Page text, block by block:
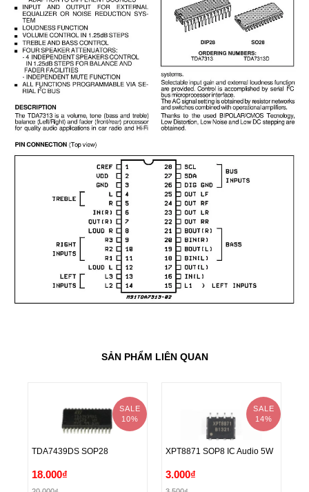
SẢN PHẨM LIÊN QUAN
SALE
10%
TDA7439DS SOP28
TDA7439DS SOP28
18.000₫
SALE
14%
XPT8871 SOP8 IC Audio 5W
XPT8871 SOP8 IC Audio 5W
3.000₫